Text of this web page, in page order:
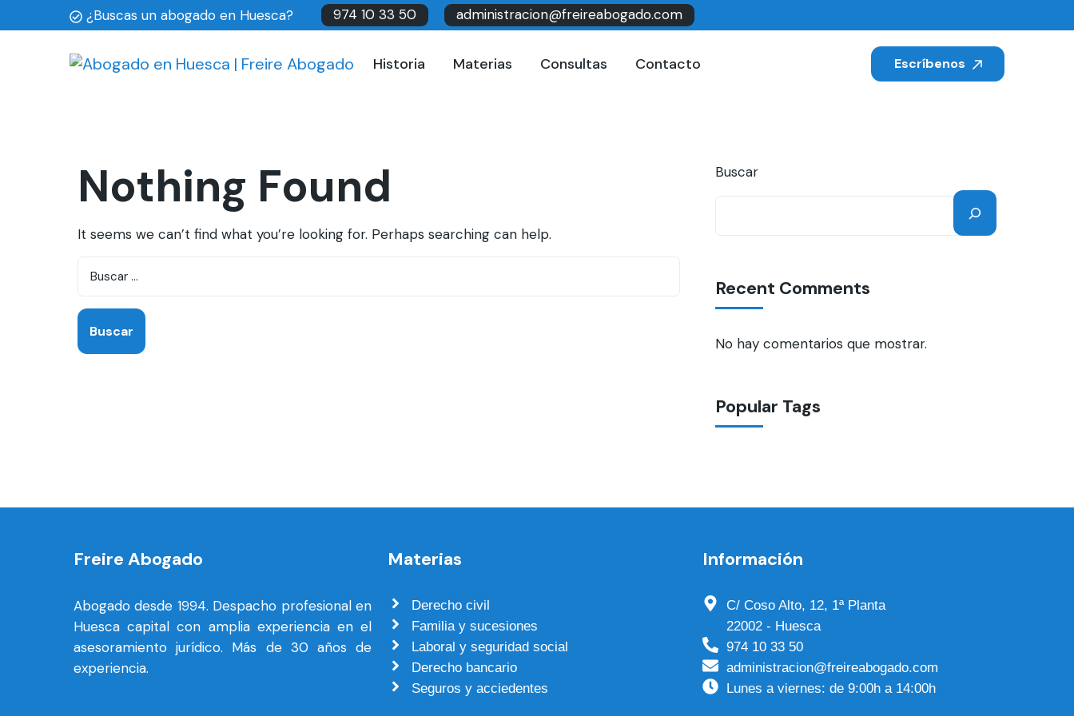
¿Buscas un abogado en Huesca? 974 10 33 50 administracion@freireabogado.com
Historia Materias Consultas Contacto Escríbenos
Nothing Found
It seems we can’t find what you’re looking for. Perhaps searching can help.
Buscar
Recent Comments
No hay comentarios que mostrar.
Popular Tags
Freire Abogado
Abogado desde 1994. Despacho profesional en
Huesca capital con amplia experiencia en el
asesoramiento jurídico. Más de 30 años de
experiencia.
Materias
Derecho civil
Familia y sucesiones
Laboral y seguridad social
Derecho bancario
Seguros y acciedentes
Información
C/ Coso Alto, 12, 1ª Planta
22002 - Huesca
974 10 33 50
administracion@freireabogado.com
Lunes a viernes: de 9:00h a 14:00h